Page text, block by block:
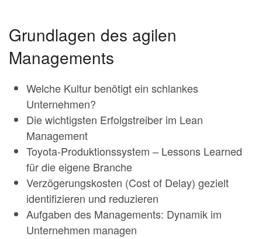
Grundlagen des agilen
Managements
Welche Kultur benötigt ein schlankes
Unternehmen?
Die wichtigsten Erfolgstreiber im Lean
Management
Toyota-Produktionssystem – Lessons Learned
für die eigene Branche
Verzögerungskosten (Cost of Delay) gezielt
identifizieren und reduzieren
Aufgaben des Managements: Dynamik im
Unternehmen managen